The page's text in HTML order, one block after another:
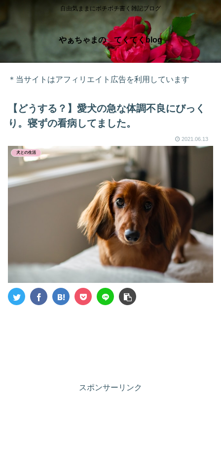
自由気ままにボチボチ書く雑記ブログ
やぁちゃまの てくてくblog
＊当サイトはアフィリエイト広告を利用しています
【どうする？】愛犬の急な体調不良にびっく
り。寝ずの看病してました。
2021.06.13
犬との生活
スポンサーリンク